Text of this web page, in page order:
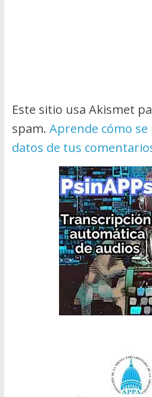
Este sitio usa Akismet
spam. Aprende cómo se
datos de tus